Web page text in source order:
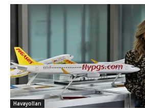
Havayolları